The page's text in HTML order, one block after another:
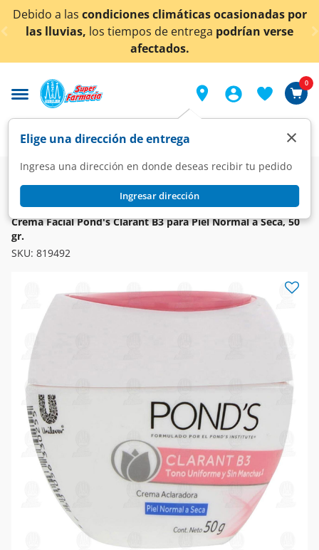
< div class="carousel-inner">
Debido a las condiciones climáticas ocasionadas por
las lluvias, los tiempos de entrega podrían verse
afectados.
Elige una dirección de entrega
Ingresa una dirección en donde deseas recibir tu pedido
Ingresar dirección
×
0
Super Higiene y Belleza
Cuidado Facial
Cremas Faciales
POND'S
Crema Facial Pond's Clarant B3 para Piel Normal a Seca, 50
gr.
SKU: 819492